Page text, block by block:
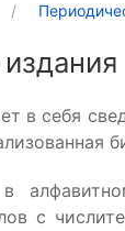
в себя
с